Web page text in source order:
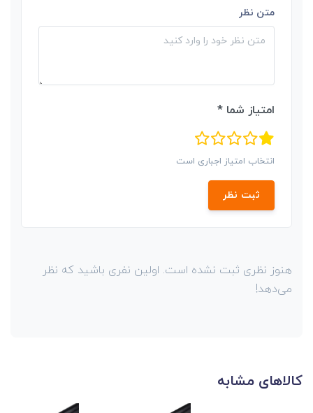
متن نظر
امتیاز شما *
انتخاب امتیاز اجباری است
ثبت نظر
هنوز نظری ثبت نشده است. اولین نفری باشید که نظر
می‌دهد!
کالاهای مشابه